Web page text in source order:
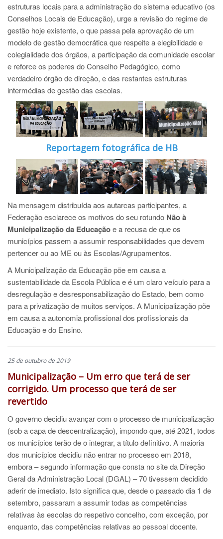
estruturas locais para a administração do sistema educativo (os
Conselhos Locais de Educação), urge a revisão do regime de
gestão hoje existente, o que passa pela aprovação de um
modelo de gestão democrática que respeite a elegibilidade e
colegialidade dos órgãos, a participação da comunidade escolar
e reforce os poderes do Conselho Pedagógico, como
verdadeiro órgão de direção, e das restantes estruturas
intermédias de gestão das escolas.
Reportagem fotográfica de HB
Na mensagem distribuída aos autarcas participantes, a
Federação esclarece os motivos do seu rotundo Não à
Municipalização da Educaçãoe a recusa de que os
municípios passem a assumir responsabilidades que devem
pertencer ou ao ME ou às Escolas/Agrupamentos.
A Municipalização da Educação põe em causa a
sustentabilidade da Escola Pública e é um claro veículo para a
desregulação e desresponsabilização do Estado, bem como
para a privatização de muitos serviços. A Municipalização põe
em causa a autonomia profissional dos profissionais da
Educação e do Ensino.
25 de outubro de 2019
Municipalização – Um erro que terá de ser
corrigido. Um processo que terá de ser
revertido
O governo decidiu avançar com o processo de municipalização
(sob a capa de descentralização), impondo que, até 2021, todos
os municípios terão de o integrar, a título definitivo. A maioria
dos municípios decidiu não entrar no processo em 2018,
embora – segundo informação que consta no site da Direção
Geral da Administração Local (DGAL) – 70 tivessem decidido
aderir de imediato. Isto significa que, desde o passado dia 1 de
setembro, passaram a assumir todas as competências
relativas às escolas do respetivo concelho, com exceção, por
enquanto, das competências relativas ao pessoal docente.